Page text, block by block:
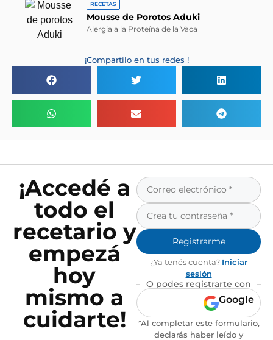
RECETAS
Mousse de Porotos Aduki
Alergia a la Proteína de la Vaca
¡Compartilo en tus redes !
¡Accedé a
todo el
recetario y
empezá
hoy
mismo a
cuidarte!
Registrarme
¿Ya tenés cuenta? Iniciar
sesión
O podes registrarte con
Google
*Al completar este formulario,
declarás haber leído y